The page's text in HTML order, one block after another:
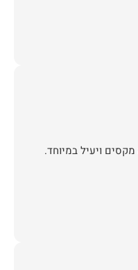
ויעיל במיוחד.